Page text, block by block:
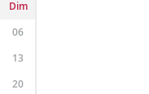
Dim
06
13
20